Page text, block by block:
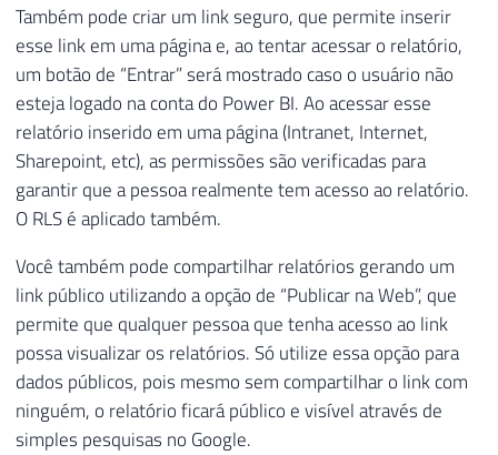
Também pode criar um link seguro, que permite inserir
esse link em uma página e, ao tentar acessar o relatório,
um botão de “Entrar” será mostrado caso o usuário não
esteja logado na conta do Power BI. Ao acessar esse
relatório inserido em uma página (Intranet, Internet,
Sharepoint, etc), as permissões são verificadas para
garantir que a pessoa realmente tem acesso ao relatório.
O RLS é aplicado também.
Você também pode compartilhar relatórios gerando um
link público utilizando a opção de “Publicar na Web”, que
permite que qualquer pessoa que tenha acesso ao link
possa visualizar os relatórios. Só utilize essa opção para
dados públicos, pois mesmo sem compartilhar o link com
ninguém, o relatório ficará público e visível através de
simples pesquisas no Google.